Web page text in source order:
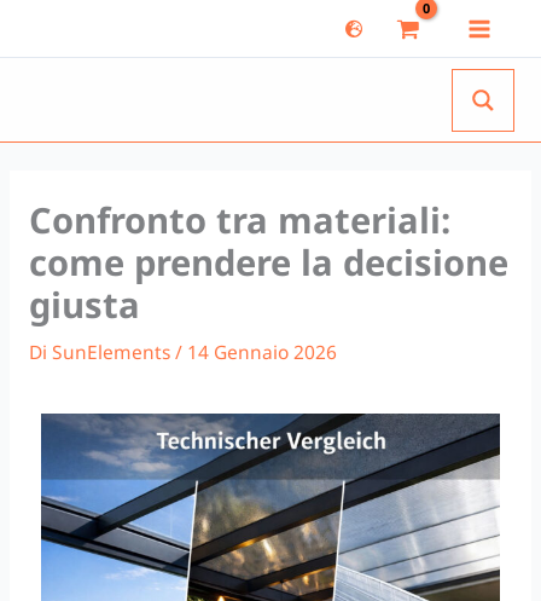
al
Confronto tra materiali:
come prendere la decisione
giusta
Di SunElements/ 14 Gennaio 2026